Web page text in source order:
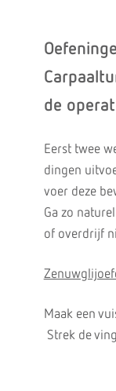
de
Eerst twee
dingen
voer deze
Ga zo
of overdrijf
Maak
Strek de